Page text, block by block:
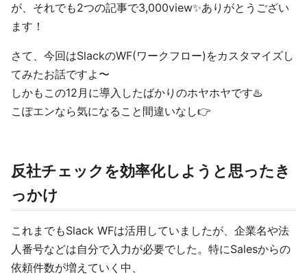
が、それでも2つの記事で3,000view✨ありがとうござい
ます！
さて、今回はSlackのWF(ワークフロー)をカスタマイズし
てみたお話ですよ〜
しかもこの12月に導入したばかりのホヤホヤです♨️
こぽエンなら気になること間違いなし👉
反社チェックを効率化しようと思ったき
っかけ
これまでもSlack WFは活用していましたが、企業名や法
人番号などは自分で入力が必要でした。特にSalesからの
依頼件数が増えていく中、